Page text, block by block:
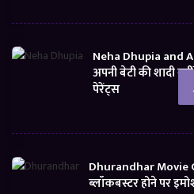
Neha Dhupia and
अपनी बेटी की शादी
पेरेंट्स
Dhurandhar Movie
ब्लॉकबस्टर होने पर